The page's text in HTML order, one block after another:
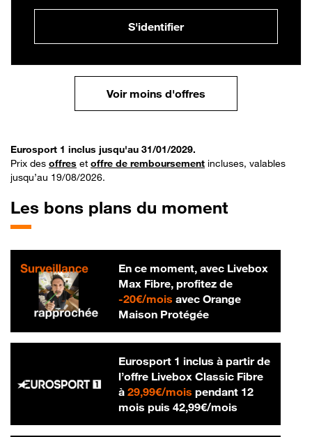
S'identifier
Voir moins d'offres
Eurosport 1 inclus jusqu'au 31/01/2029.
Prix des offres et offre de remboursement incluses, valables
jusqu’au 19/08/2026.
Les bons plans du moment
En ce moment, avec Livebox
Max Fibre, profitez de
-20€/mois20 € par mois
avec Orange
Maison Protégée
Eurosport 1 inclus à partir de
l’offre Livebox Classic Fibre
à 29,99€/mois29,99 € par mois
pendant 12
mois puis 42,99€/mois42,99 € par